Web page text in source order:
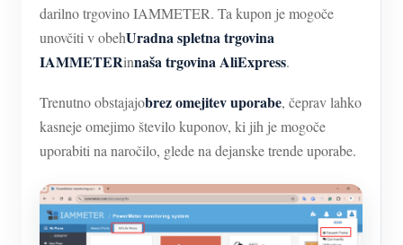
darilno trgovino IAMMETER. Ta kupon je mogoče
unovčiti v obehUradna spletna trgovina
IAMMETERinnaša trgovina AliExpress.
Trenutno obstajajobrez omejitev uporabe, čeprav lahko
kasneje omejimo število kuponov, ki jih je mogoče
uporabiti na naročilo, glede na dejanske trende uporabe.